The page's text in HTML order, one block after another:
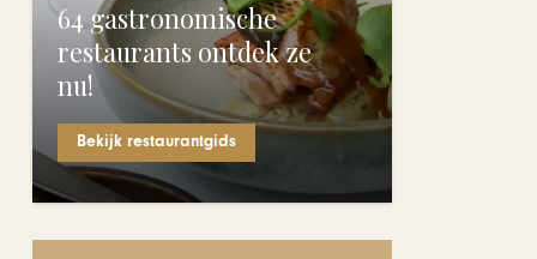
64 gastronomische
restaurants ontdek ze
nu!
Bekijk restaurantgids